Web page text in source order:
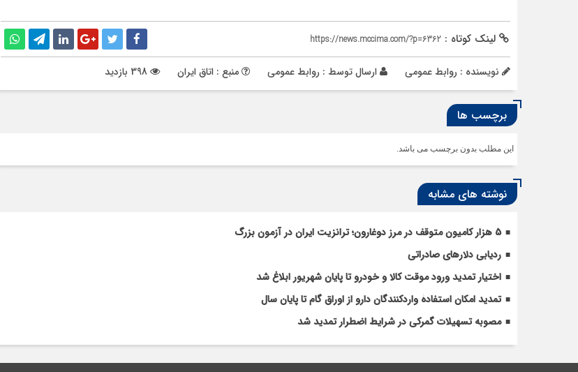
لینک کوتاه : https://news.mccima.com/?p=6362
نویسنده : روابط عمومی ارسال توسط : روابط عمومی منبع : اتاق ایران
برچسب ها
این مطلب بدون برچسب می باشد.
نوشته های مشابه
5 هزار کامیون متوقف در مرز دوغارون؛ ترانزیت ایران در آزمون بزرگ
ردیابی دلارهای صادراتی
اختیار تمدید ورود موقت کالا و خودرو تا پایان شهریور ابلاغ شد
تمدید امکان استفادۀ واردکنندگان دارو از اوراق گام تا پایان سال
مصوبه تسهیلات گمرکی در شرایط اضطرار تمدید شد